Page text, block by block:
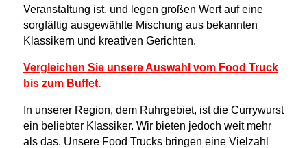
Veranstaltung ist, und legen großen Wert auf eine
sorgfältig ausgewählte Mischung aus bekannten
Klassikern und kreativen Gerichten.
Vergleichen Sie unsere Auswahl vom Food Truck
bis zum Buffet.
In unserer Region, dem Ruhrgebiet, ist die Currywurst
ein beliebter Klassiker. Wir bieten jedoch weit mehr
als das. Unsere Food Trucks bringen eine Vielzahl